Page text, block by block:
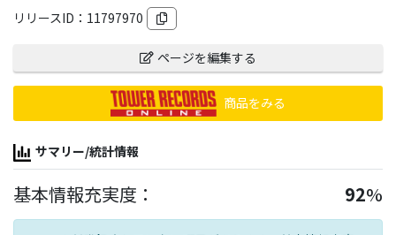
リリースID： 11797970
ページを編集する
商品をみる
サマリー/統計情報
基本情報充実度： 92%